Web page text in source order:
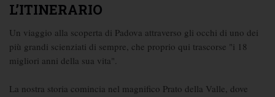
L’ITINERARIO
Un viaggio alla scoperta di Padova attraverso gli occhi di uno dei
più grandi scienziati di sempre, che proprio qui trascorse "i 18
migliori anni della sua vita".
La nostra storia comincia nel magnifico Prato della Valle, dove